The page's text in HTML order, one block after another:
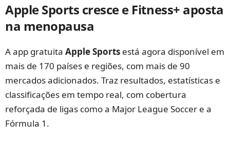
Apple Sports cresce e Fitness+ aposta
na menopausa
A app gratuita Apple Sports está agora disponível em
mais de 170 países e regiões, com mais de 90
mercados adicionados. Traz resultados, estatísticas e
classificações em tempo real, com cobertura
reforçada de ligas como a Major League Soccer e a
Fórmula 1.